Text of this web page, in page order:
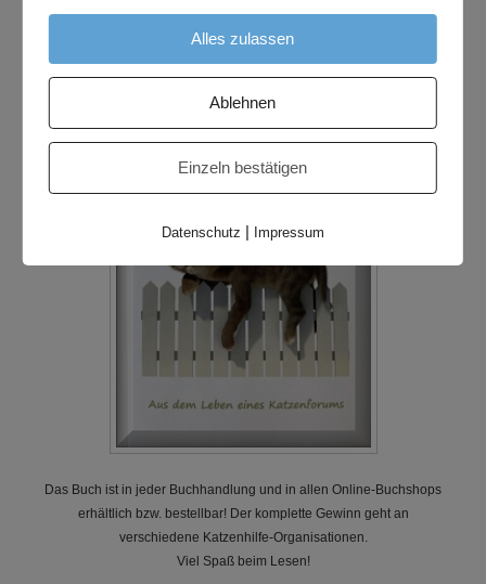
Das Buch ist in jeder Buchhandlung und in allen Online-Buchshops
erhältlich bzw. bestellbar! Der komplette Gewinn geht an
verschiedene Katzenhilfe-Organisationen.
Viel Spaß beim Lesen!
Alles zulassen
Ablehnen
Einzeln bestätigen
Datenschutz | Impressum